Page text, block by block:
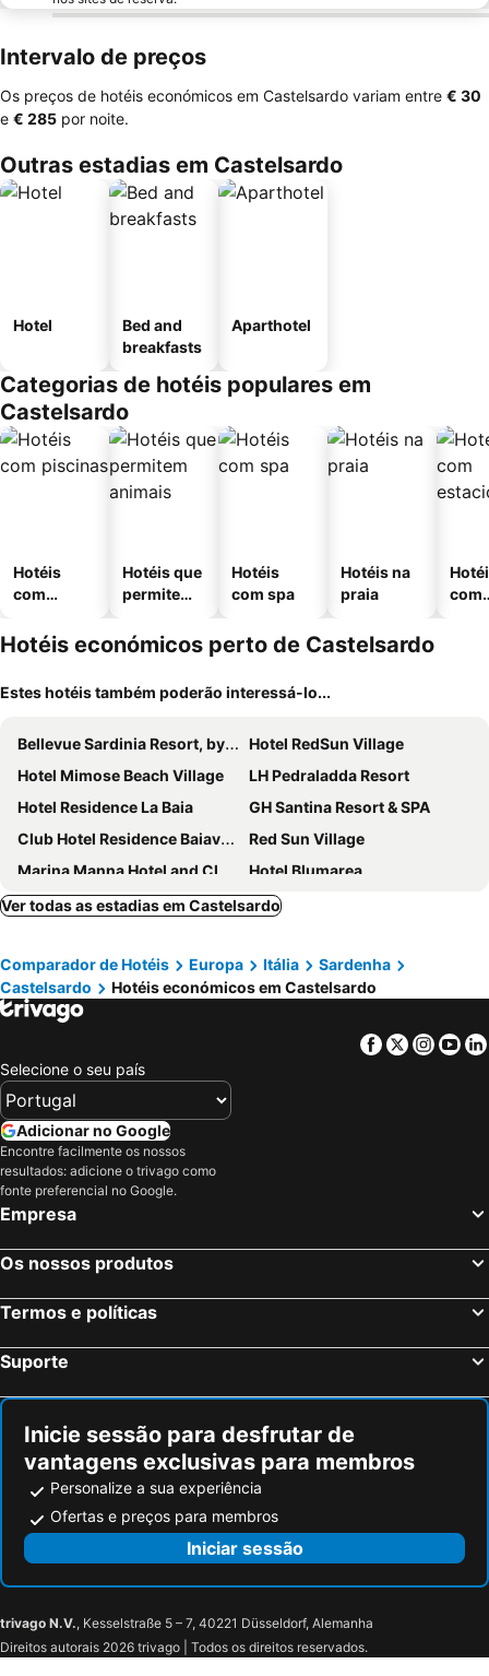
Intervalo de preços
Os preços de hotéis económicos em Castelsardo variam entre ‎€ 30
e ‎€ 285 por noite.
Outras estadias em Castelsardo
Hotel
Bed and
breakfasts
Aparthotel
Categorias de hotéis populares em
Castelsardo
Hotéis
com
Hotéis que
permitem
Hotéis
com spa
Hotéis na
praia
com
Hotéis económicos perto de Castelsardo
Estes hotéis também poderão interessá-lo...
Bellevue Sardinia Resort, by Meliá
Hotel RedSun Village
Hotel Mimose Beach Village
LH Pedraladda Resort
Hotel Residence La Baia
GH Santina Resort & SPA
Club Hotel Residence Baiaverde
Red Sun Village
Marina Manna Hotel and Club Village
Hotel Blumarea
Hotel & SPA Riviera Castelsardo
Hotel Castelsardo Domus Beach
Montiruju Hotel
Hotel Gabbiano
Hotel La Ciaccia
Q Resort
Hotel Rosa dei Venti
Sa Fiorida
Hotel Residence Ampurias
Janus Hotel
Bajaloglia Resort
Il Borgo BagaBaga - Exclusive Country Retreat
Rocca Doria
Marana
La Fattoria
Costa Doria
Hotel La Plage Noire Resort
Su Arghentu Country Hotel
Horizon Hotel Badesi
Borgo Dei Pescatori Vignola Mare
Ver todas as estadias em Castelsardo
Comparador de Hotéis Europa Itália
Sardenha
Castelsardo
Hotéis económicos em Castelsardo
Facebook
Twitter
Selecione o seu país
Adicionar no Google
Encontre facilmente os nossos
resultados: adicione o trivago como
fonte preferencial no Google.
Empresa
Os nossos produtos
Termos e políticas
Suporte
Inicie sessão para desfrutar de
vantagens exclusivas para membros
Personalize a sua experiência
Ofertas e preços para membros
Iniciar sessão
trivago N.V., Kesselstraße 5 – 7, 40221 Düsseldorf, Alemanha
Direitos autorais 2026 trivago | Todos os direitos reservados.